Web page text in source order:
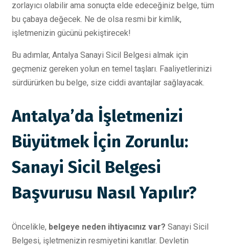
zorlayıcı olabilir ama sonuçta elde edeceğiniz belge, tüm
bu çabaya değecek. Ne de olsa resmi bir kimlik,
işletmenizin gücünü pekiştirecek!
Bu adımlar, Antalya Sanayi Sicil Belgesi almak için
geçmeniz gereken yolun en temel taşları. Faaliyetlerinizi
sürdürürken bu belge, size ciddi avantajlar sağlayacak.
Antalya’da İşletmenizi
Büyütmek İçin Zorunlu:
Sanayi Sicil Belgesi
Başvurusu Nasıl Yapılır?
Öncelikle, belgeye neden ihtiyacınız var? Sanayi Sicil
Belgesi, işletmenizin resmiyetini kanıtlar. Devletin